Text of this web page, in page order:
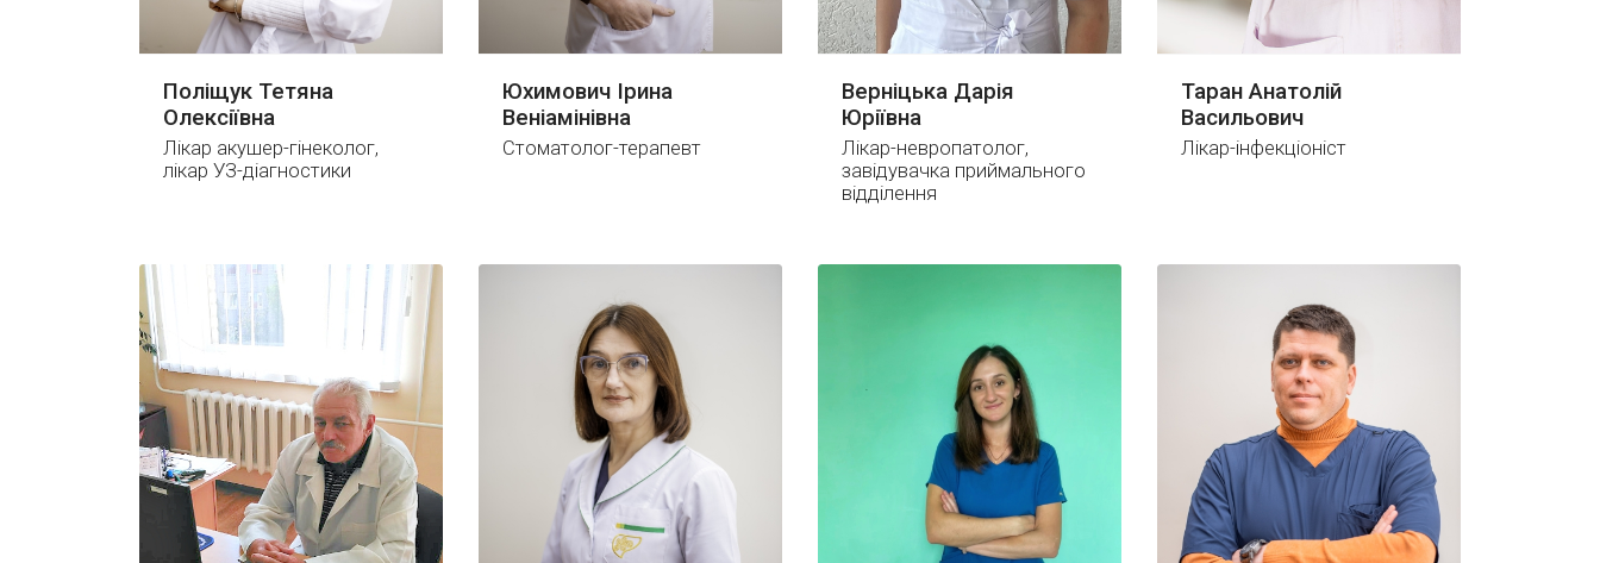
Поліщук Тетяна
Олексіївна
Лікар акушер-гінеколог,
лікар УЗ-діагностики
Юхимович Ірина
Веніамінівна
Стоматолог-терапевт
Верніцька Дарія
Юріївна
Лікар-невропатолог,
завідувачка приймального
відділення
Таран Анатолій
Васильович
Лікар-інфекціоніст